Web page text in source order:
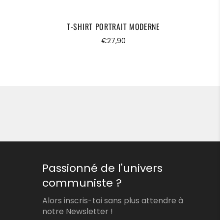
T-SHIRT PORTRAIT MODERNE
Prix
€27,90
Passionné de l'univers
communiste ?
Alors inscris-toi sans plus attendre à
notre Newsletter !